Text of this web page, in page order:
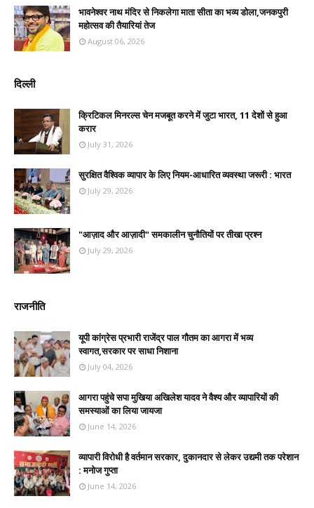
भावनेश्वर नाथ मंदिर से निकलेगा माता सीता का भव्य डोला,जनकपुरी
महोत्सव की तैयारियां तेज
August 06, 2026
दिल्ली
क्रिटिकल मिनरल्स चेन मजबूत करने में जुटा भारत, 11 देशों से हुआ
करार
July 31, 2026
सुरक्षित वैश्विक व्यापार के लिए नियम-आधारित व्यवस्था जरूरी : भारत
July 29, 2026
"आज़ाद और आज़ादी" समकालीन चुनौतियों पर तीखा प्रश्न
July 29, 2026
राजनीति
यूपी कांग्रेस प्रभारी राजेंद्र पाल गौतम का आगरा में भव्य
स्वागत,सरकार पर साधा निशाना
July 04, 2026
आगरा पहुंचे सपा मुखिया अखिलेश यादव ने वैश्य और व्यापारियों की
समस्याओं का लिया जायजा
June 14, 2026
व्यापारी विरोधी है वर्तमान सरकार, दुकानदार से लेकर उद्यमी तक परेशान
: मनोज गुप्ता
June 14, 2026